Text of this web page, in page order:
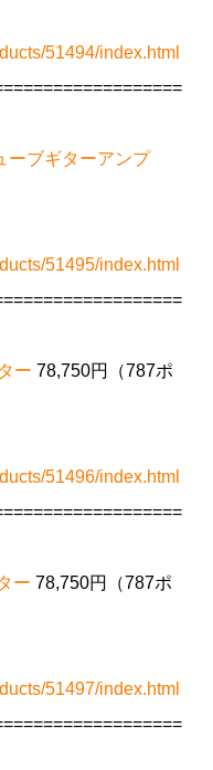
51494/index.html
ーブギターアンプ
51495/index.html
ー 78,750円（787ポ
51496/index.html
ー 78,750円（787ポ
51497/index.html